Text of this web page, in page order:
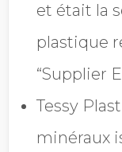
et était la
plastique
“Supplier
Tessy
minéraux